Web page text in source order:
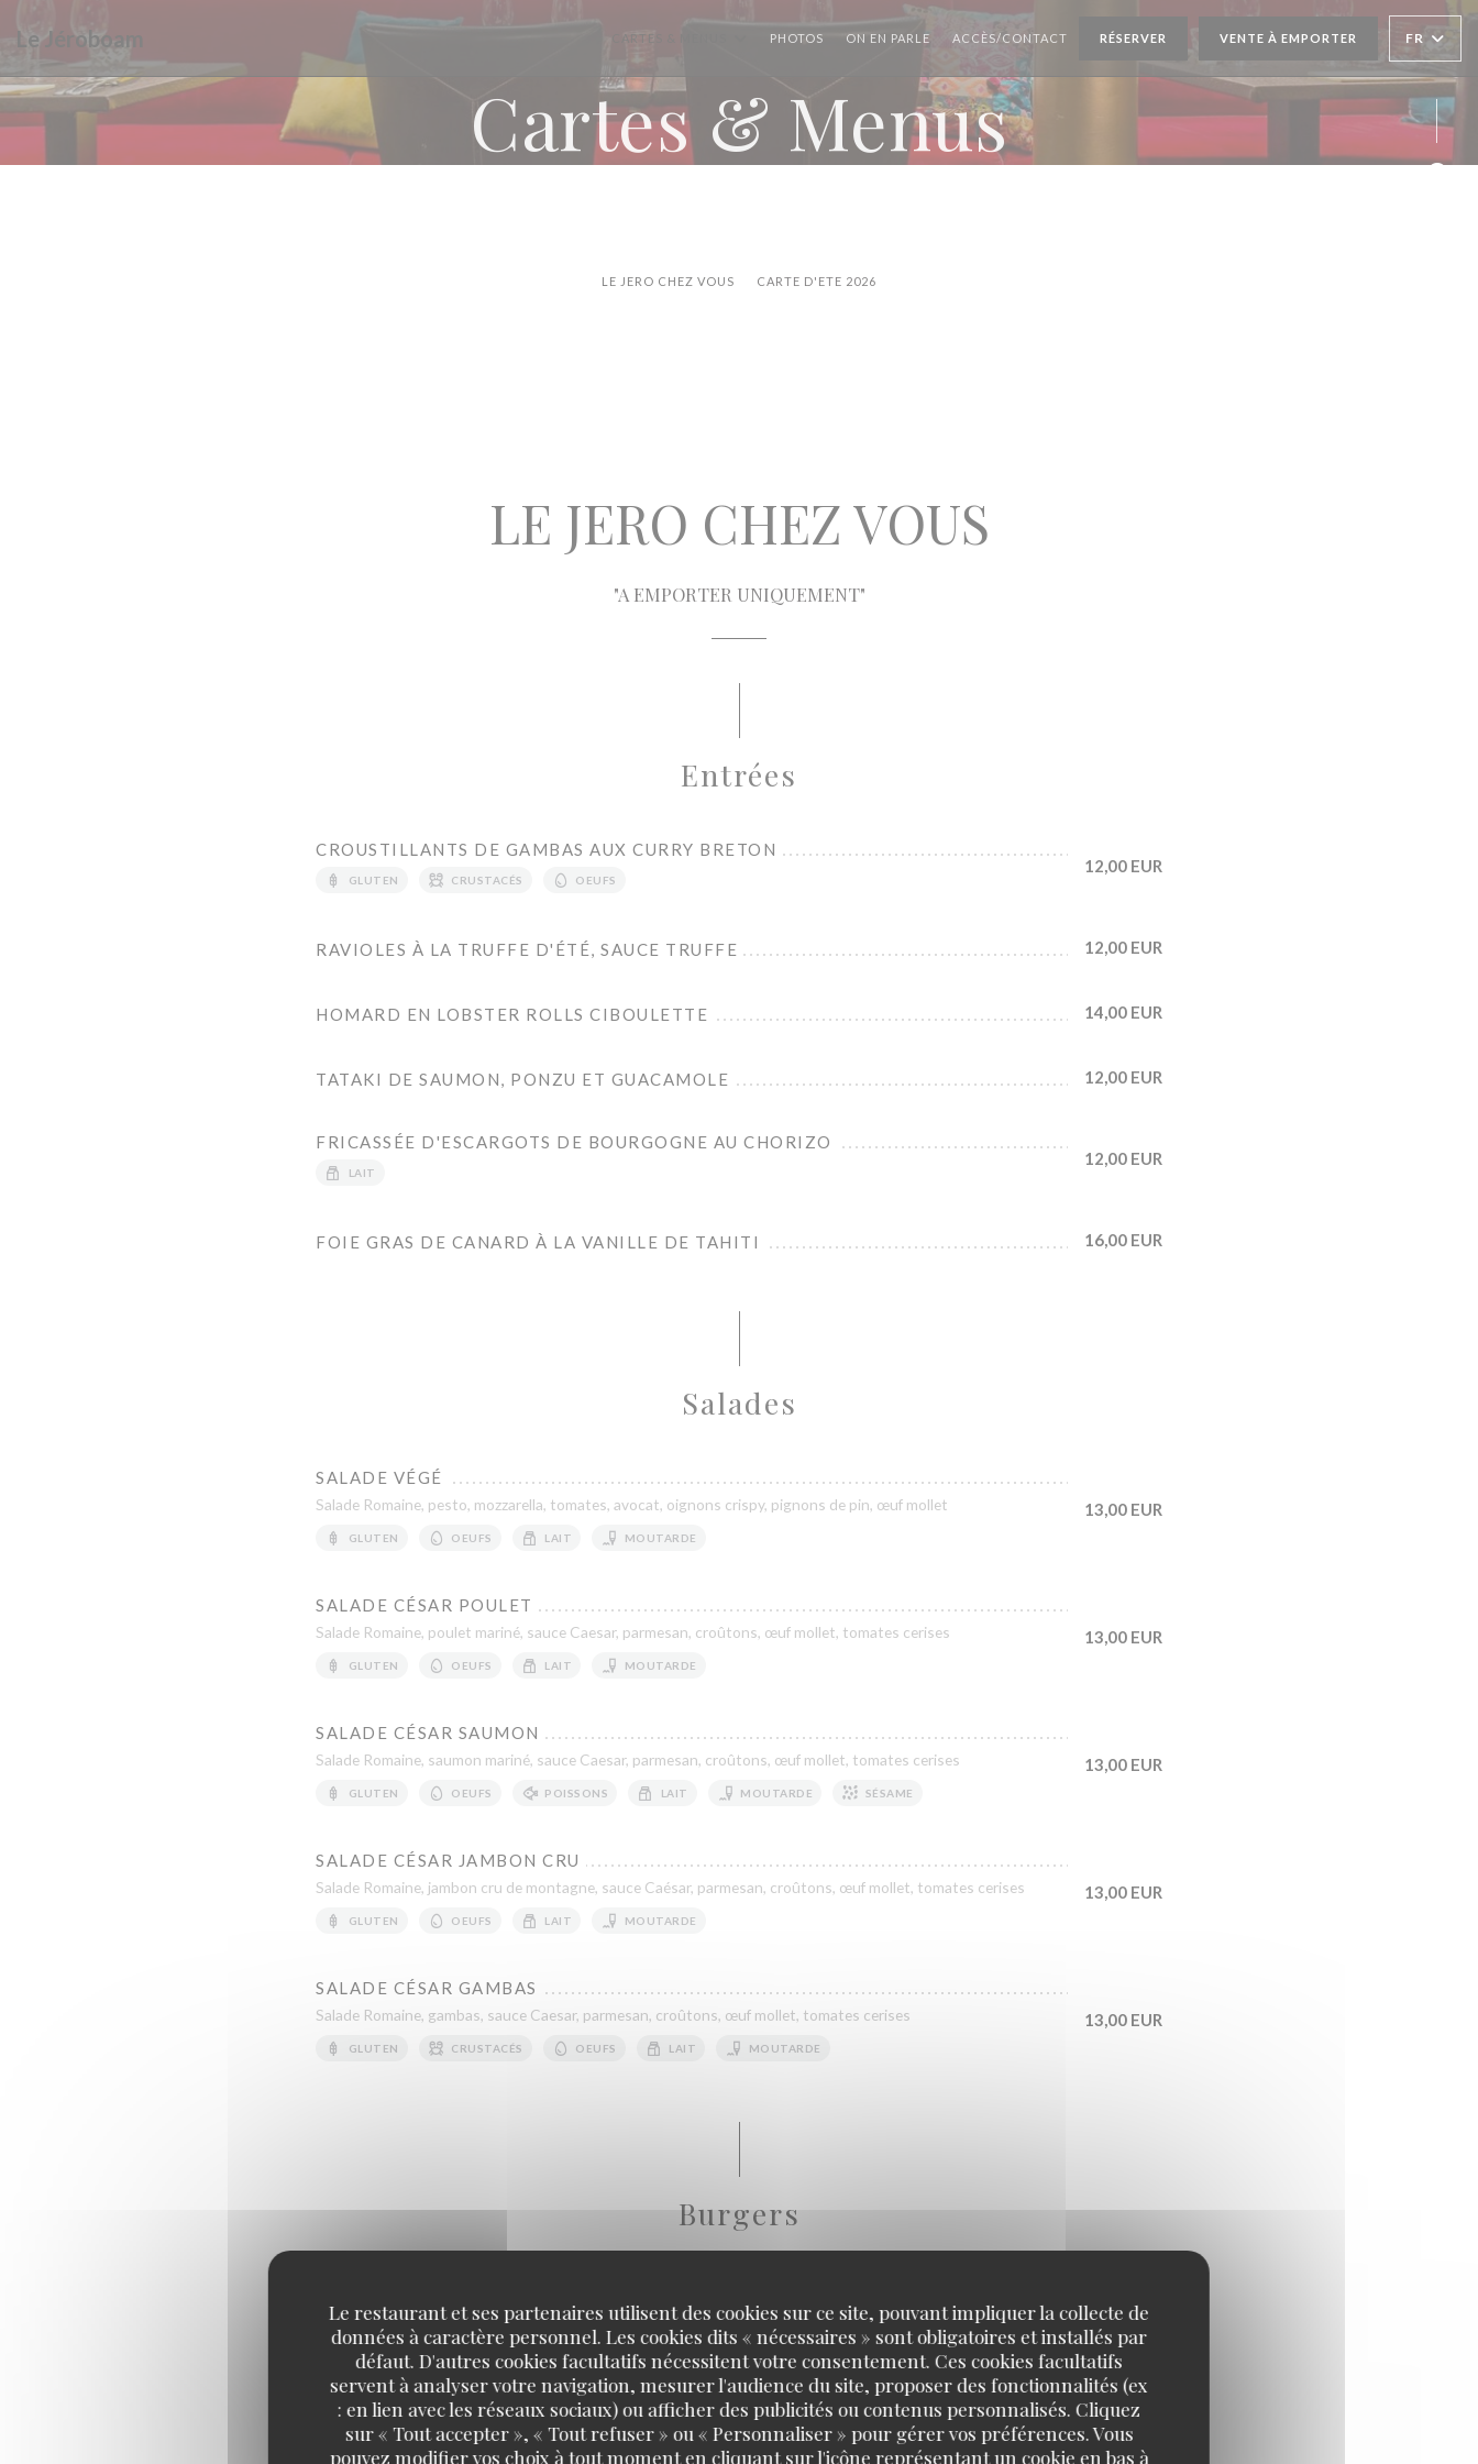
Personnalisation de vos choix en matière de cookies
Le restaurant et ses partenaires utilisent des cookies sur ce site, pouvant impliquer la collecte de
données à caractère personnel. Les cookies dits « nécessaires » sont obligatoires et installés par
défaut. D'autres cookies facultatifs nécessitent votre consentement. Ces cookies facultatifs
servent à analyser votre navigation, mesurer l'audience du site, proposer des fonctionnalités (ex
: en lien avec les réseaux sociaux) ou afficher des publicités ou contenus personnalisés. Cliquez
sur « Tout accepter », « Tout refuser » ou « Personnaliser » pour gérer vos préférences. Vous
pouvez modifier vos choix à tout moment en cliquant sur l'icône représentant un cookie en bas à
Le Jéroboam CARTES & MENUS PHOTOS ON EN PARLE ((OUVRE UNE NOUVELLE FENÊTRE))
ACCÈS/CONTACT RÉSERVER VENTE À EMPORTER FR
Cartes & Menus
LE JERO CHEZ VOUS CARTE D'ETE 2026
LE JERO CHEZ VOUS
"A EMPORTER UNIQUEMENT"
Entrées
CROUSTILLANTS DE GAMBAS AUX CURRY BRETON
GLUTEN CRUSTACÉS OEUFS
12,00 EUR
RAVIOLES À LA TRUFFE D'ÉTÉ, SAUCE TRUFFE 12,00 EUR
HOMARD EN LOBSTER ROLLS CIBOULETTE 14,00 EUR
TATAKI DE SAUMON, PONZU ET GUACAMOLE 12,00 EUR
FRICASSÉE D'ESCARGOTS DE BOURGOGNE AU CHORIZO
LAIT
12,00 EUR
FOIE GRAS DE CANARD À LA VANILLE DE TAHITI 16,00 EUR
Salades
SALADE VÉGÉ
Salade Romaine, pesto, mozzarella, tomates, avocat, oignons crispy, pignons de pin, œuf mollet
GLUTEN OEUFS LAIT MOUTARDE
13,00 EUR
SALADE CÉSAR POULET
Salade Romaine, poulet mariné, sauce Caesar, parmesan, croûtons, œuf mollet, tomates cerises
GLUTEN OEUFS LAIT MOUTARDE
13,00 EUR
SALADE CÉSAR SAUMON
Salade Romaine, saumon mariné, sauce Caesar, parmesan, croûtons, œuf mollet, tomates cerises
GLUTEN OEUFS POISSONS LAIT MOUTARDE SÉSAME
13,00 EUR
SALADE CÉSAR JAMBON CRU
Salade Romaine, jambon cru de montagne, sauce Caésar, parmesan, croûtons, œuf mollet, tomates cerises
GLUTEN OEUFS LAIT MOUTARDE
13,00 EUR
SALADE CÉSAR GAMBAS
Salade Romaine, gambas, sauce Caesar, parmesan, croûtons, œuf mollet, tomates cerises
GLUTEN CRUSTACÉS OEUFS LAIT MOUTARDE
13,00 EUR
Burgers
Bœuf 150 g, double mozzarella fumée, tomates séchées, pickles oignon, oignons crispy.
GLUTEN OEUFS LAIT MOUTARDE
13,00 EUR
BACON CHEESEBURGER
Bœuf 150 g, Bacon Ibérique, double mozzarella fumé, tomate séchées, pickles oignon, oignon crispy. 13,00 EUR